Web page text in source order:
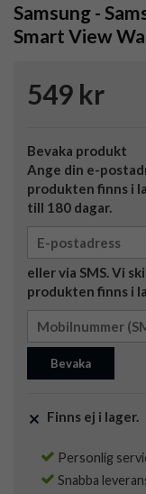
Samsung -
Smart View
549 kr
Bevaka produkt
Ange din e-
produkten finns i
till 180 dagar.
eller via SMS. Vi
produkten finns i
Bevaka
Finns ej i lager.
Personlig
Snabba